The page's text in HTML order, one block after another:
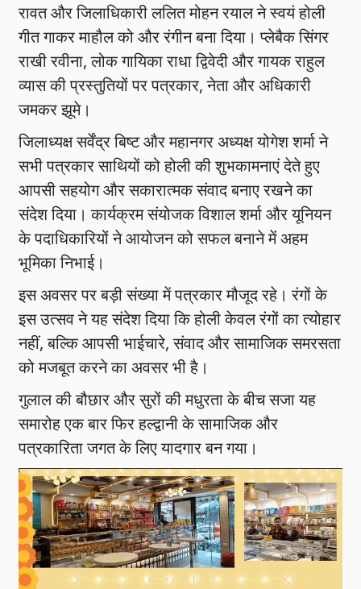
रावत और जिलाधिकारी ललित मोहन रयाल ने स्वयं होली
गीत गाकर माहौल को और रंगीन बना दिया। प्लेबैक सिंगर
राखी रवीना, लोक गायिका राधा द्विवेदी और गायक राहुल
व्यास की प्रस्तुतियों पर पत्रकार, नेता और अधिकारी
जमकर झूमे।
जिलाध्यक्ष सर्वेंद्र बिष्ट और महानगर अध्यक्ष योगेश शर्मा ने
सभी पत्रकार साथियों को होली की शुभकामनाएं देते हुए
आपसी सहयोग और सकारात्मक संवाद बनाए रखने का
संदेश दिया। कार्यक्रम संयोजक विशाल शर्मा और यूनियन
के पदाधिकारियों ने आयोजन को सफल बनाने में अहम
भूमिका निभाई।
इस अवसर पर बड़ी संख्या में पत्रकार मौजूद रहे। रंगों के
इस उत्सव ने यह संदेश दिया कि होली केवल रंगों का त्योहार
नहीं, बल्कि आपसी भाईचारे, संवाद और सामाजिक समरसता
को मजबूत करने का अवसर भी है।
गुलाल की बौछार और सुरों की मधुरता के बीच सजा यह
समारोह एक बार फिर हल्द्वानी के सामाजिक और
पत्रकारिता जगत के लिए यादगार बन गया।